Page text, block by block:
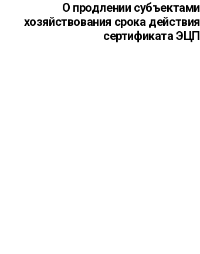
О продлении субъектами
хозяйствования срока действия
сертификата ЭЦП